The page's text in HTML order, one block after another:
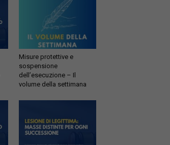
Misure protettive e
sospensione
dell’esecuzione – Il
volume della settimana